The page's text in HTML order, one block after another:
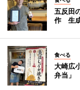
五反田
作 生
食べる
大崎広
弁当」